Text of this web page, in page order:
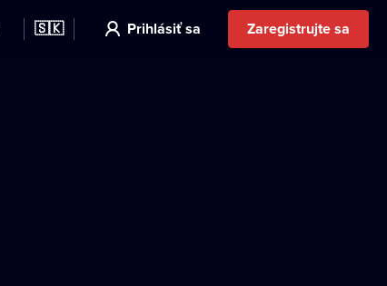
🇸🇰 Prihlásiť sa Zaregistrujte sa